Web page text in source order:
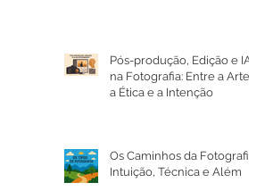
Pós-produção, Edição e IA
na Fotografia: Entre a Arte,
a Ética e a Intenção
Os Caminhos da Fotografia:
Intuição, Técnica e Além